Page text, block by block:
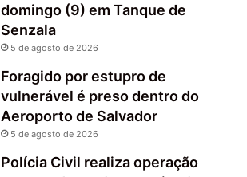
domingo (9) em Tanque de
Senzala
5 de agosto de 2026
Foragido por estupro de
vulnerável é preso dentro do
Aeroporto de Salvador
5 de agosto de 2026
Polícia Civil realiza operação